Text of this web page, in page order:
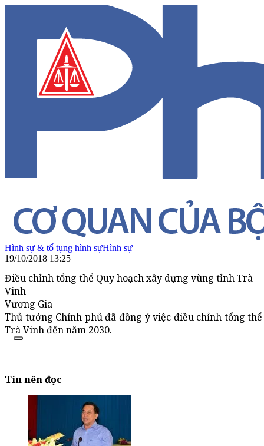
Hình sự & tố tụng hình sựHình sự
19/10/2018 13:25
Điều chỉnh tổng thể Quy hoạch xây dựng vùng tỉnh Trà
Vinh
Vương Gia
Thủ tướng Chính phủ đã đồng ý việc điều chỉnh tổng
Trà Vinh đến năm 2030.
Tin nên đọc